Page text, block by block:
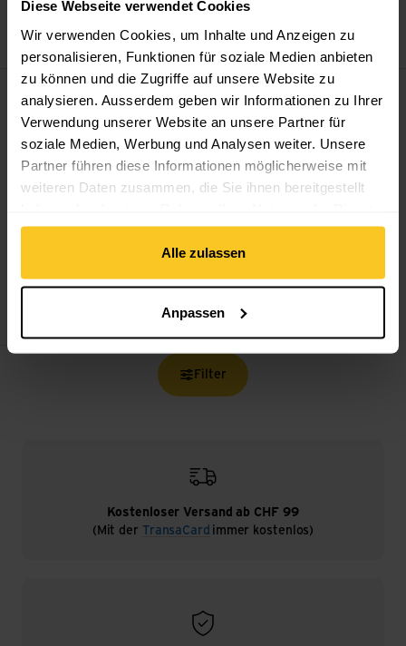
Diese Webseite verwendet Cookies
Wir verwenden Cookies, um Inhalte und Anzeigen zu
personalisieren, Funktionen für soziale Medien anbieten
zu können und die Zugriffe auf unsere Website zu
analysieren. Ausserdem geben wir Informationen zu Ihrer
Verwendung unserer Website an unsere Partner für
soziale Medien, Werbung und Analysen weiter. Unsere
Partner führen diese Informationen möglicherweise mit
weiteren Daten zusammen, die Sie ihnen bereitgestellt
gesammelt haben.
Alle zulassen
Anpassen
CHF 94.90 CHF46.90 CHF 89.90 CHF44.90
Black DiamondRecco
125.90
Recco Vision Airnet Harness ansehen
Filter
Kostenloser Versand ab CHF 99
(Mit der TransaCard immer kostenlos)